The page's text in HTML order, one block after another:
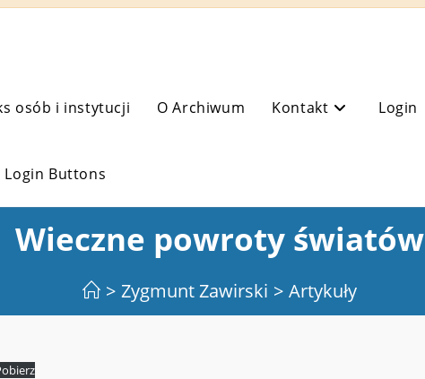
osób i instytucji O Archiwum Kontakt Login
Login Buttons
Wieczne powroty światów
> Zygmunt Zawirski > Artykuły